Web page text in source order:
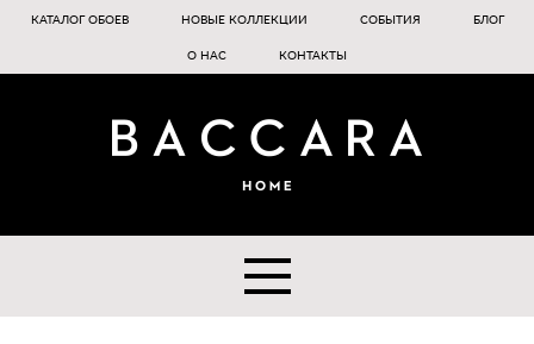
КАТАЛОГ ОБОЕВ НОВЫЕ КОЛЛЕКЦИИ СОБЫТИЯ БЛОГ
О НАС КОНТАКТЫ